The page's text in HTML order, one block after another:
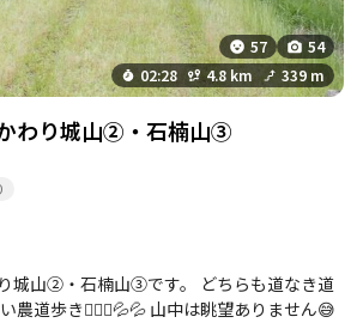
57
54
02:28
4.8 km 339 m
わり城山②・石楠山③
城山②・石楠山③です。 どちらも道なき道
農道歩き🚶🏾‍♂️💦💦 山中は眺望ありません😅